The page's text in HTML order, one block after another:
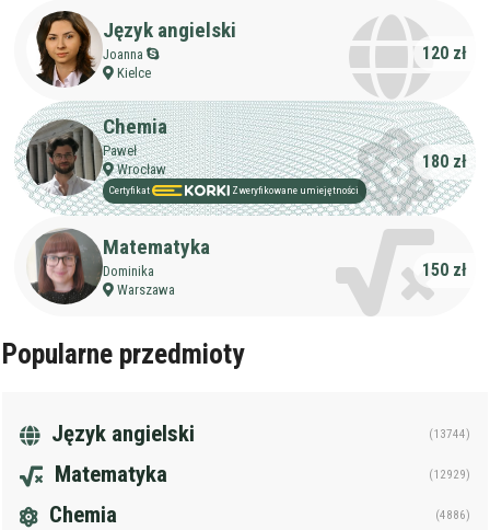
Język angielski
Joanna
Kielce
120 zł
Chemia
Paweł
Wrocław
Certyfikat Zweryfikowane umiejętności
180 zł
Matematyka
Dominika
Warszawa
150 zł
Popularne przedmioty
Język angielski (13744)
Matematyka (12929)
Chemia (4886)